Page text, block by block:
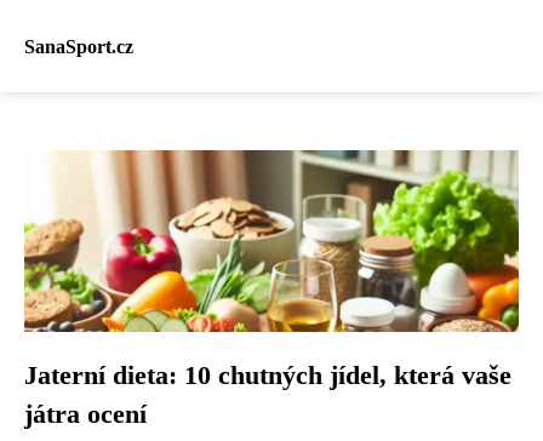
SanaSport.cz
Jaterní dieta: 10 chutných jídel, která vaše
játra ocení